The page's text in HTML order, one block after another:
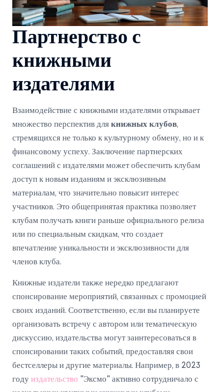
Партнерство с
книжными
издателями
Взаимодействие с книжными издателями открывает
множество перспектив для книжных клубов,
стремящихся не только к культурному обмену, но и к
финансовому успеху. Заключение партнерских
соглашений с издателями может обеспечить клубам
доступ к новым изданиям и эксклюзивным
материалам, что значительно повысит интерес
участников. Это общепринятая практика позволяет
клубам получать книги раньше официального релиза
или по специальным скидкам, что создает
впечатление уникальности и эксклюзивности для
членов клуба.
Книжные издатели также нередко предлагают
спонсирование мероприятий, связанных с промоцией
своих изданий. Соответственно, если вы планируете
организовать встречу с автором или тематическую
дискуссию, издательства могут заинтересоваться в
спонсировании таких событий, предоставляя свои
бестселлеры и другие материалы. Например, в 2023
году издательство "Эксмо" активно сотрудничало с